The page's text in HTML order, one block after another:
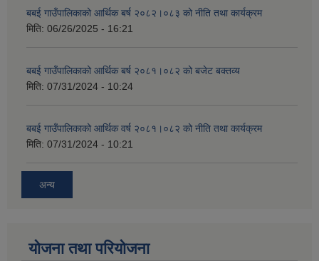
बबई गाउँपालिकाको आर्थिक बर्ष २०८२।०८३ को नीति तथा कार्यक्रम
मिति: 06/26/2025 - 16:21
बबई गाउँपालिकाको आर्थिक बर्ष २०८१।०८२ को बजेट बक्तव्य
मिति: 07/31/2024 - 10:24
बबई गाउँपालिकाको आर्थिक वर्ष २०८१।०८२ को नीति तथा कार्यक्रम
मिति: 07/31/2024 - 10:21
अन्य
योजना तथा परियोजना